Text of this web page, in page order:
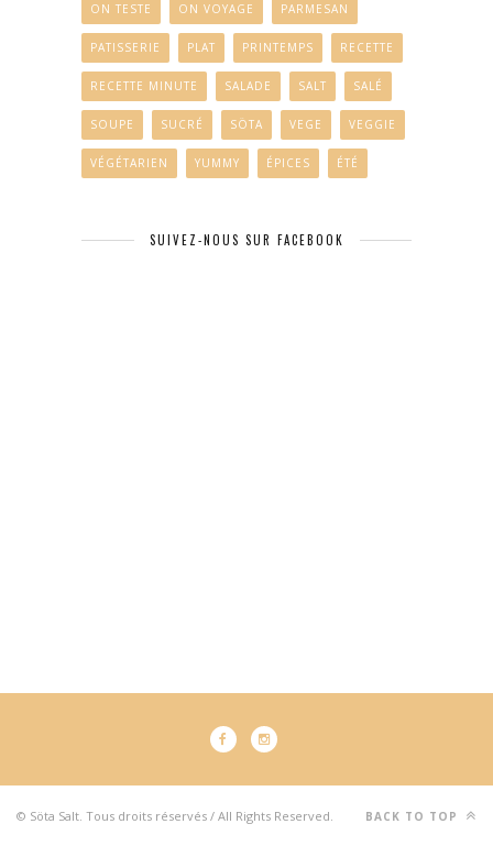
ON TESTE ON VOYAGE PARMESAN
PATISSERIE PLAT PRINTEMPS RECETTE
RECETTE MINUTE SALADE SALT SALÉ
SOUPE SUCRÉ SÖTA VEGE VEGGIE
VÉGÉTARIEN YUMMY ÉPICES ÉTÉ
SUIVEZ-NOUS SUR FACEBOOK
© Söta Salt. Tous droits réservés / All Rights Reserved. BACK TO TOP